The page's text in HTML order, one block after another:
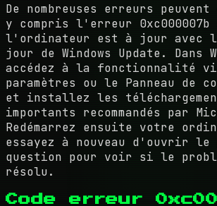
De nombreuses erreurs
y compris l'erreur
l'ordinateur est à jour avec
jour de Windows Update. Dans
accédez à la fonctionnalité
paramètres ou le Panneau de
et installez les
importants recommandés par
Redémarrez ensuite votre
essayez à nouveau d'ouvrir le
question pour voir si le
résolu.
Code erreur